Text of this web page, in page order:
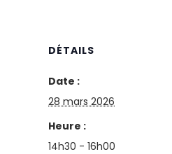
DÉTAILS
Date :
28 mars 2026
Heure :
14h30 - 16h00